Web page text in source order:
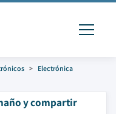
Electrónica
y compartir